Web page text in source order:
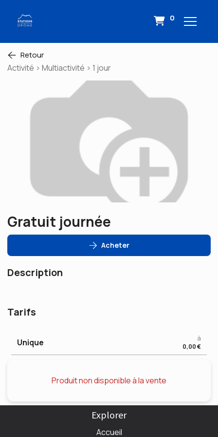
0
Retour
Activité > Multiactivité > 1 jour
Gratuit journée
Acheter
Description
Tarifs
Unique
à
0,00 €
Produit non disponible à la vente
Explorer
Accueil